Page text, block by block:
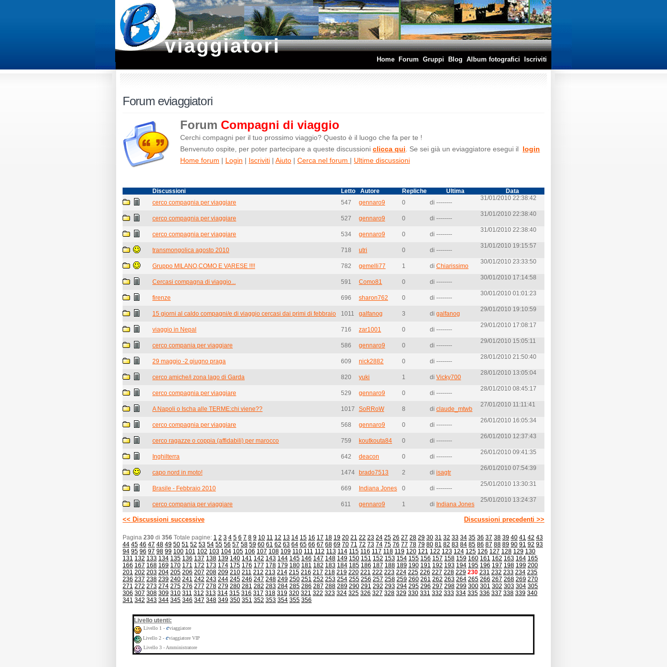
viaggiatori
Home Forum Gruppi Blog Album fotografici Iscriviti
Forum eviaggiatori
Forum Compagni di viaggio
Cerchi compagni per il tuo prossimo viaggio? Questo è il luogo che fa per te !
Benvenuto ospite, per poter partecipare a queste discussioni clicca qui . Se sei già un eviaggiatore esegui il login
Home forum | Login | Iscriviti | Aiuto | Cerca nel forum | Ultime discussioni
Discussioni Letto Autore Repliche Ultima
Data
cerco compagnia per viaggiare
547 gennaro9 0 di --------
31/01/2010 22:38:42
cerco compagnia per viaggiare 527 gennaro9 0 di --------
31/01/2010 22:38:40
cerco compagnia per viaggiare 534 gennaro9 0 di --------
31/01/2010 22:38:40
transmongolica agosto 2010 718 utri 0 di --------
31/01/2010 19:15:57
Gruppo MILANO,COMO E VARESE !!!! 782 gemelli77 1 di Chiarissimo
30/01/2010 23:33:50
Cercasi compagna di viaggio... 591 Como81 0 di --------
30/01/2010 17:14:58
firenze 696 sharon762 0 di --------
30/01/2010 01:01:23
15 giorni al caldo compagni/e di viaggio cercasi dai primi di febbraio 1011 galfanog 3 di galfanog
29/01/2010 19:10:59
viaggio in Nepal 716 zar1001 0 di --------
29/01/2010 17:08:17
cerco compania per viaggiare 586 gennaro9 0 di --------
29/01/2010 15:05:11
29 maggio -2 giugno praga 609 nick2882 0 di --------
28/01/2010 21:50:40
cerco amiche/i zona lago di Garda 820 yuki 1 di Vicky700
28/01/2010 13:05:04
cerco compagnia per viaggiare 529 gennaro9 0 di --------
28/01/2010 08:45:17
A Napoli o Ischa alle TERME:chi viene?? 1017 SoRRoW 8 di claude_mtwb
27/01/2010 11:11:41
cerco compagnia per viaggiare 568 gennaro9 0 di --------
26/01/2010 16:05:34
cerco ragazze o coppia (affidabili) per marocco 759 koutkouta84 0 di --------
26/01/2010 12:37:43
Inghilterra 642 deacon 0 di --------
26/01/2010 09:41:35
capo nord in moto! 1474 brado7513 2 di isagtr
26/01/2010 07:54:39
Brasile - Febbraio 2010 669 Indiana Jones 0 di --------
25/01/2010 13:30:31
cerco compania per viaggiare 611 gennaro9 1 di Indiana Jones
25/01/2010 13:24:37
<< Discussioni successive Discussioni precedenti >>
Pagina 230 di 356 Totale pagine: 1 2 3 4 5 6 7 8 9 10 11 12 13 14 15 16 17 18 19 20 21 22 23 24 25 26 27 28 29 30 31 32 33 34 35 36 37 38 39 40 41 42 43
44 45 46 47 48 49 50 51 52 53 54 55 56 57 58 59 60 61 62 63 64 65 66 67 68 69 70 71 72 73 74 75 76 77 78 79 80 81 82 83 84 85 86 87 88 89 90 91 92 93
94 95 96 97 98 99 100 101 102 103 104 105 106 107 108 109 110 111 112 113 114 115 116 117 118 119 120 121 122 123 124 125 126 127 128 129 130
131 132 133 134 135 136 137 138 139 140 141 142 143 144 145 146 147 148 149 150 151 152 153 154 155 156 157 158 159 160 161 162 163 164 165
166 167 168 169 170 171 172 173 174 175 176 177 178 179 180 181 182 183 184 185 186 187 188 189 190 191 192 193 194 195 196 197 198 199 200
201 202 203 204 205 206 207 208 209 210 211 212 213 214 215 216 217 218 219 220 221 222 223 224 225 226 227 228 229 230 231 232 233 234 235
236 237 238 239 240 241 242 243 244 245 246 247 248 249 250 251 252 253 254 255 256 257 258 259 260 261 262 263 264 265 266 267 268 269 270
271 272 273 274 275 276 277 278 279 280 281 282 283 284 285 286 287 288 289 290 291 292 293 294 295 296 297 298 299 300 301 302 303 304 305
306 307 308 309 310 311 312 313 314 315 316 317 318 319 320 321 322 323 324 325 326 327 328 329 330 331 332 333 334 335 336 337 338 339 340
341 342 343 344 345 346 347 348 349 350 351 352 353 354 355 356
Livello utenti:
Livello 1 - eviaggiatore
Livello 2 - eviaggiatore VIP
Livello 3 - Amministratore